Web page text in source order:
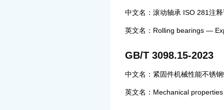
中文名：滚动轴承 ISO 281注
英文名：Rolling bearings —
GB/T 3098.15-2023
中文名：紧固件机械性能不锈
英文名：Mechanical